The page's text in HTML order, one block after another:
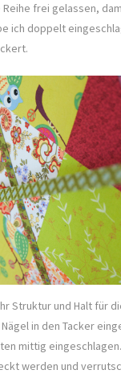
Reihe frei gelassen,
ich doppelt
Struktur und Halt für
in den Tacker
mittig
werden und